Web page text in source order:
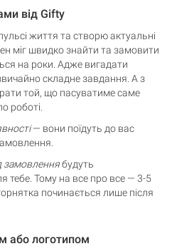
від Gifty
життя та створю актуальні
міг швидко знайти та замовити
на роки. Адже вигадати
складне завдання. А з
той, що пасуватиме саме
роботі.
— вони поїдуть до вас
замовленнябудуть
тебе. Тому на все про все — 3-5
починається лише після
або логотипом